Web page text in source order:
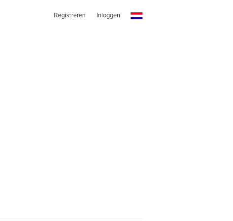
Registreren Inloggen